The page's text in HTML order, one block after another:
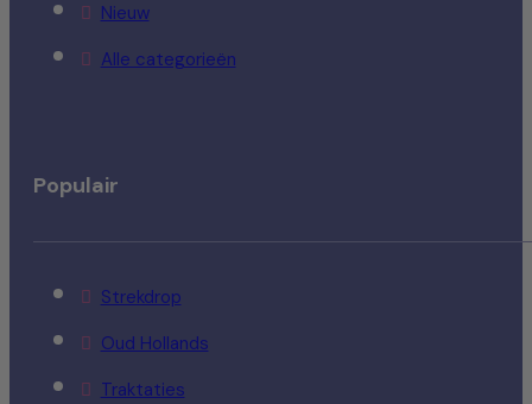
Nieuw
Alle categorieën
Populair
Strekdrop
Oud Hollands
Traktaties